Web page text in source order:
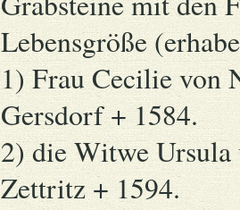
Lebensgröße
1) Frau Cecilie von
Gersdorf + 1584.
2) die Witwe Ursula
Zettritz + 1594.